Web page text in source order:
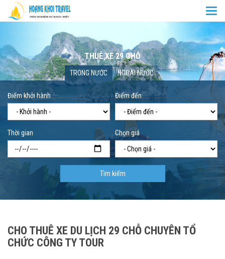
THUÊ XE 29 CHỖ
Trang chủ Thuê xe 29 chỗ
TRONG NƯỚC NGOÀI NƯỚC
Điểm khởi hành Điểm đến
Thời gian Chọn giá
Tìm kiếm
CHO THUÊ XE DU LỊCH 29 CHỖ CHUYÊN TỔ
CHỨC CÔNG TY TOUR